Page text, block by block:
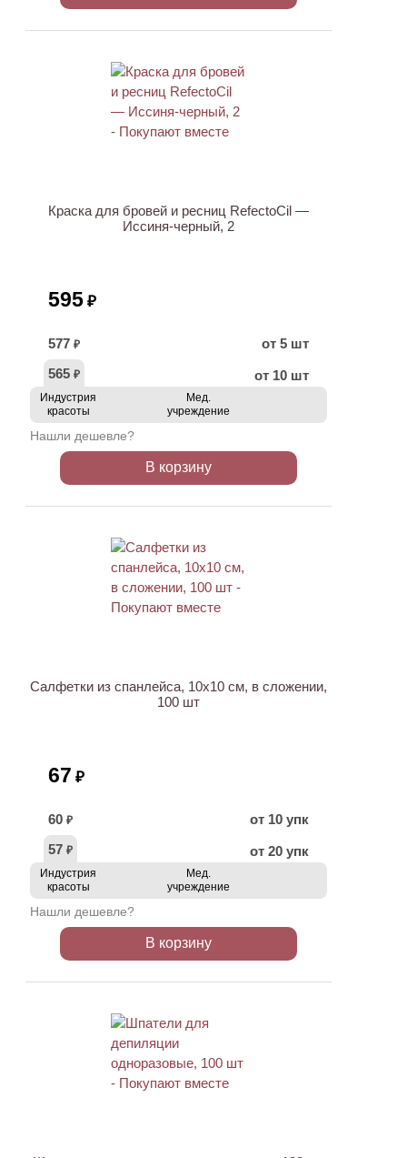
Краска для бровей и ресниц RefectoCil —
Иссиня-черный, 2
595 ₽
577 ₽
от 5 шт
565 ₽ от 10 шт
Индустрия
красоты
Мед.
учреждение
Нашли дешевле?
В корзину
Салфетки из спанлейса, 10х10 см, в сложении,
100 шт
67 ₽
60 ₽
от 10 упк
57 ₽ от 20 упк
Индустрия
красоты
Мед.
учреждение
Нашли дешевле?
В корзину